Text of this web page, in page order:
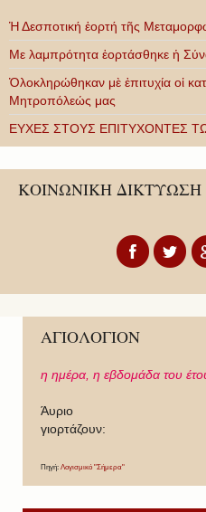
Ἡ Δεσποτική ἑορτή τῆς
Με λαμπρότητα ἑορτάσθηκε ἡ
Ὁλοκληρώθηκαν μὲ ἐπιτυχία οἱ
Μητροπόλεώς μας
ΕΥΧΕΣ ΣΤΟΥΣ ΕΠΙΤΥΧΟΝΤΕΣ
ΚΟΙΝΩΝΙΚΗ ΔΙΚΤΥΩΣΗ
ΑΓΙΟΛΟΓΙΟΝ
η ημέρα, η εβδομάδα του
Άυριο
γιορτάζουν:
Πηγή: Λογισμικό "Σήμερα"